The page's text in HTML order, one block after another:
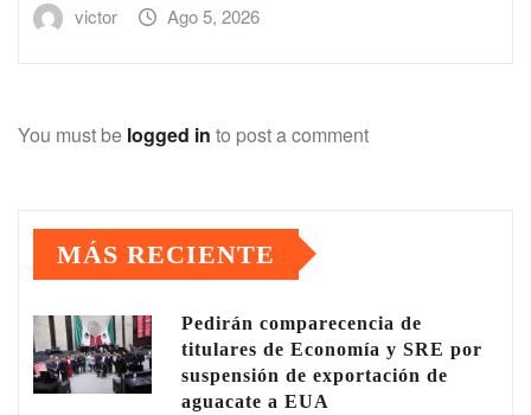
victor Ago 5, 2026
You must be logged in to post a comment
MÁS RECIENTE
Pedirán comparecencia de
titulares de Economía y SRE por
suspensión de exportación de
aguacate a EUA